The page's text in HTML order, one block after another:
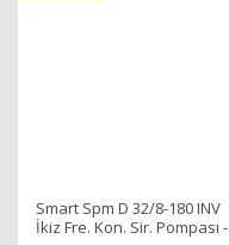
Smart Spm D 32/8-180 INV
İkiz Fre. Kon. Sir. Pompası -